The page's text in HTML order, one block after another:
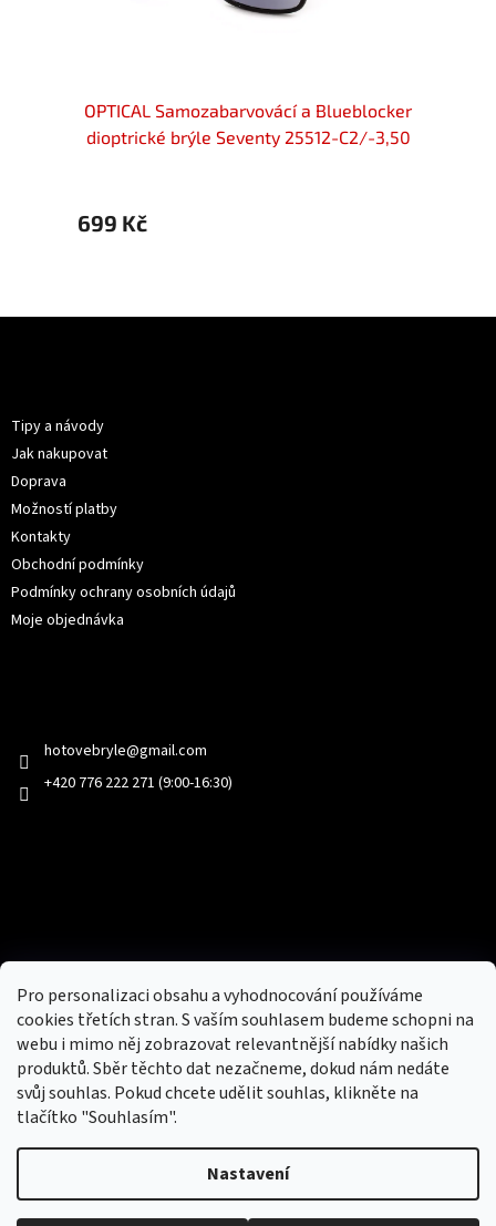
Pro personalizaci obsahu a vyhodnocování používáme
cookies třetích stran. S vaším souhlasem budeme schopni na
webu i mimo něj zobrazovat relevantnější nabídky našich
produktů. Sběr těchto dat nezačneme, dokud nám nedáte
svůj souhlas. Pokud chcete udělit souhlas, klikněte na
tlačítko "Souhlasím".
Nastavení
OPTICAL Samozabarvovácí a Blueblocker
dioptrické brýle Seventy 25512-C2/-3,50
699 Kč
Tipy a návody
Jak nakupovat
Doprava
Možností platby
Kontakty
Obchodní podmínky
Podmínky ochrany osobních údajů
Moje objednávka
hotovebryle@gmail.com
+420 776 222 271 (9:00-16:30)
Nový obchod s batohy, cestovními zavazadly, tašky a peněženky